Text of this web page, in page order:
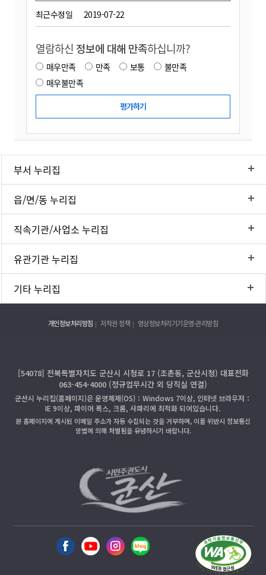
최근수정일 2019-07-22
열람하신 정보에 대해 만족하십니까?
매우만족 만족 보통
불만족
매우불만족
부서 누리집
읍/면/동 누리집
직속기관/사업소 누리집
유관기관 누리집
기타 누리집
개인정보처리방침 저작권 정책 영상정보처리기기운영·관리방침
[54078] 전북특별자치도 군산시 시청로 17 (조촌동, 군산시청) 대표전화
063-454-4000 (정규업무시간 외 당직실 연결)
군산시 누리집(홈페이지)은 운영체제(OS)：Windows 7이상, 인터넷 브라우저：
IE 9이상, 파이어 폭스, 크롬, 사파리에 최적화 되어있습니다.
본 홈페이지에 게시된 이메일 주소가 자동 수집되는 것을 거부하며, 이를 위반시 정보통신
망법에 의해 처벌됨을 유념하시기 바랍니다.